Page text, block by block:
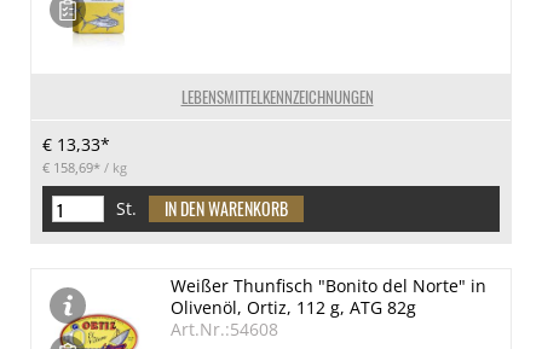
LEBENSMITTELKENNZEICHNUNGEN
€ 13,33*
€ 158,69* / kg
St.
Weißer Thunfisch "Bonito del Norte" in
Olivenöl, Ortiz, 112 g, ATG 82g
Art.Nr.:54608